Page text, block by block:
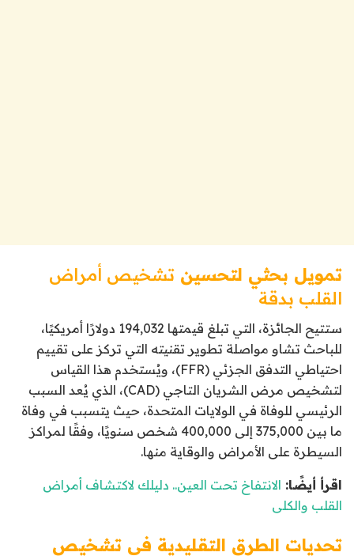
تمويل بحثي لتحسين تشخيص أمراض
القلب بدقة
ستتيح الجائزة، التي تبلغ قيمتها 194,032 دولارًا أمريكيًا،
للباحث تشاو مواصلة تطوير تقنيته التي تركز على تقييم
احتياطي التدفق الجزئي (FFR)، ويُستخدم هذا القياس
لتشخيص مرض الشريان التاجي (CAD)، الذي يُعد السبب
الرئيسي للوفاة في الولايات المتحدة، حيث يتسبب في وفاة
ما بين 375,000 إلى 400,000 شخص سنويًا، وفقًا لمراكز
السيطرة على الأمراض والوقاية منها.
اقرأ أيضًا: الانتفاخ تحت العين.. دليلك لاكتشاف أمراض
القلب والكلى
تحديات الطرق التقليدية في تشخيص